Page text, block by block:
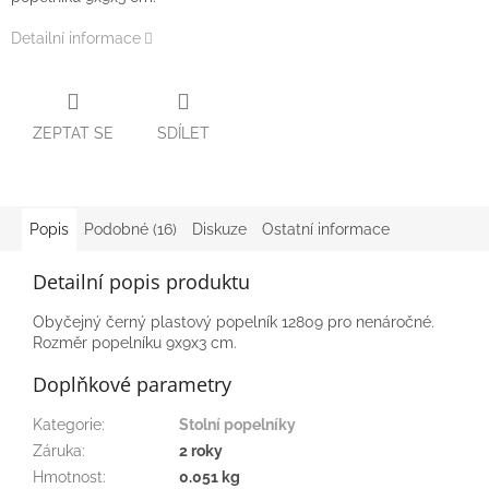
Detailní informace
ZEPTAT SE SDÍLET
Popis Podobné (16) Diskuze Ostatní informace
Detailní popis produktu
Obyčejný černý plastový popelník 12809 pro nenáročné.
Rozměr popelníku 9x9x3 cm.
Doplňkové parametry
Kategorie:
Stolní popelníky
Záruka:
2 roky
Hmotnost: 0.051 kg